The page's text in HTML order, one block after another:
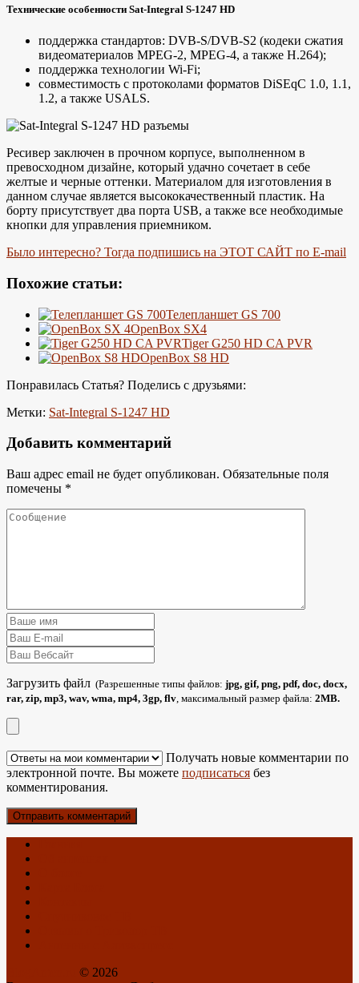
Технические особенности Sat-Integral S-1247 HD
поддержка стандартов: DVB-S/DVB-S2 (кодеки сжатия
видеоматериалов MPEG-2, MPEG-4, а также Н.264);
поддержка технологии Wi-Fi;
совместимость с протоколами форматов DiSEqC 1.0, 1.1,
1.2, а также USALS.
Ресивер заключен в прочном корпусе, выполненном в
превосходном дизайне, который удачно сочетает в себе
желтые и черные оттенки. Материалом для изготовления в
данном случае является высококачественный пластик. На
борту присутствует два порта USB, а также все необходимые
кнопки для управления приемником.
Было интересно? Тогда подпишись на ЭТОТ САЙТ по E-mail
Похожие статьи:
Телепланшет GS 700
OpenBox SX4
Tiger G250 HD CA PVR
OpenBox S8 HD
Понравилась Статья? Поделись с друзьями:
Метки: Sat-Integral S-1247 HD
Добавить комментарий
Ваш адрес email не будет опубликован. Обязательные поля
помечены *
Загрузить файл (Разрешенные типы файлов: jpg, gif, png, pdf, doc, docx,
rar, zip, mp3, wav, wma, mp4, 3gp, flv, максимальный размер файла: 2MB.
Получать новые комментарии по
электронной почте. Вы можете подписаться без
комментирования.
© 2026